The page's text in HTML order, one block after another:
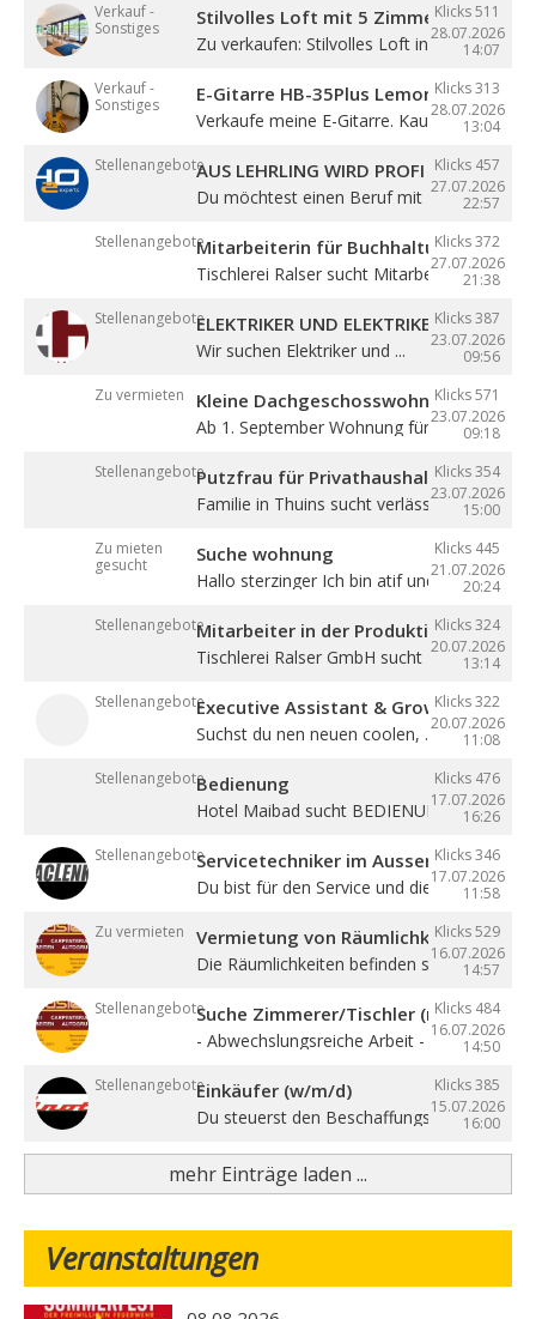
Verkauf -
Sonstiges
Klicks 511
28.07.2026
14:07
Stilvolles Loft mit 5 Zimmern
Zu verkaufen: Stilvolles Loft in Sterzing! ...
Verkauf -
Sonstiges
Klicks 313
28.07.2026
13:04
E-Gitarre HB-35Plus Lemon
Verkaufe meine E-Gitarre. Kaum gespielt, ...
Stellenangebote
Klicks 457
27.07.2026
22:57
AUS LEHRLING WIRD PROFI – STARTE
Du möchtest einen Beruf mit Zukunft
Stellenangebote
Klicks 372
27.07.2026
21:38
Mitarbeiterin für Buchhaltung (m/w/d)
Tischlerei Ralser sucht Mitarbeiterin für ...
Stellenangebote
Klicks 387
23.07.2026
09:56
ELEKTRIKER UND ELEKTRIKERLEHRLING
Wir suchen Elektriker und ...
Zu vermieten
Klicks 571
23.07.2026
09:18
Kleine Dachgeschosswohnung mit
Ab 1. September Wohnung für eine Person
Stellenangebote
Klicks 354
23.07.2026
15:00
Putzfrau für Privathaushalt gesucht
Familie in Thuins sucht verlässliche ...
Zu mieten
gesucht
Klicks 445
21.07.2026
20:24
Suche wohnung
Hallo sterzinger Ich bin atif und komme aus
Stellenangebote
Klicks 324
20.07.2026
13:14
Mitarbeiter in der Produktion (m/w/d)
Tischlerei Ralser GmbH sucht Mitarbeiter
Stellenangebote
Klicks 322
20.07.2026
11:08
Executive Assistant & Growth Partner
Suchst du nen neuen coolen, ...
Stellenangebote
Klicks 476
17.07.2026
16:26
Bedienung
Hotel Maibad sucht BEDIENUNG für ...
Stellenangebote
Klicks 346
17.07.2026
11:58
Servicetechniker im Aussendienst (w/
Du bist für den Service und die ...
Zu vermieten
Klicks 529
16.07.2026
14:57
Vermietung von Räumlichkeiten,
Die Räumlichkeiten befinden sich zentral in
Stellenangebote
Klicks 484
16.07.2026
14:50
Suche Zimmerer/Tischler (m/w/d),
- Abwechslungsreiche Arbeit - Sehr gute ...
Stellenangebote
Klicks 385
15.07.2026
16:00
Einkäufer (w/m/d)
Du steuerst den Beschaffungsprozess von
mehr Einträge laden ...
Veranstaltungen